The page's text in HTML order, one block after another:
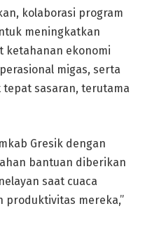
kolaborasi program
meningkatkan
ketahanan ekonomi
migas, serta
sasaran, terutama
Gresik dengan
bantuan diberikan
saat cuaca
produktivitas mereka,”